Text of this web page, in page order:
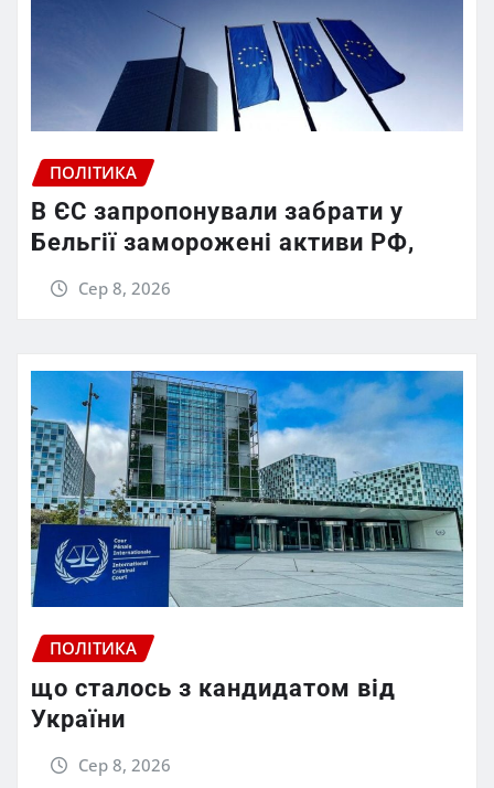
ПОЛІТИКА
В ЄС запропонували забрати у
Бельгії заморожені активи РФ,
Сер 8, 2026
ПОЛІТИКА
що сталось з кандидатом від
України
Сер 8, 2026